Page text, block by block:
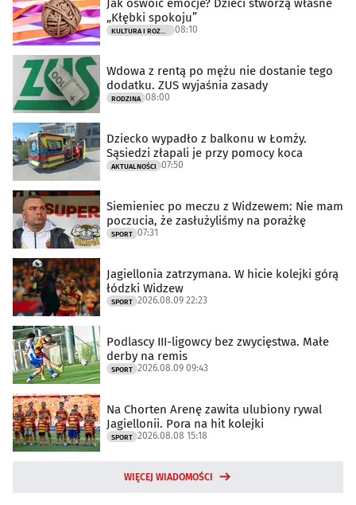
Jak oswoić emocje? Dzieci stworzą własne
„Kłębki spokoju”
KULTURA I ROZRYWKA 08:10
Wdowa z rentą po mężu nie dostanie tego
dodatku. ZUS wyjaśnia zasady
RODZINA 08:00
Dziecko wypadło z balkonu w Łomży.
Sąsiedzi złapali je przy pomocy koca
AKTUALNOŚCI 07:50
Siemieniec po meczu z Widzewem: Nie mam
poczucia, że zasłużyliśmy na porażkę
SPORT 07:31
Jagiellonia zatrzymana. W hicie kolejki górą
łódzki Widzew
SPORT 2026.08.09 22:23
Podlascy III-ligowcy bez zwycięstwa. Małe
derby na remis
SPORT 2026.08.09 09:43
Na Chorten Arenę zawita ulubiony rywal
Jagiellonii. Pora na hit kolejki
SPORT 2026.08.08 15:18
WIĘCEJ WIADOMOŚCI